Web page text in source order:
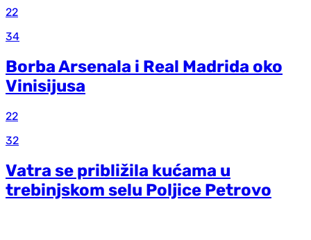
22
34
Borba Arsenala i Real Madrida oko
Vinisijusa
22
32
Vatra se približila kućama u
trebinjskom selu Poljice Petrovo